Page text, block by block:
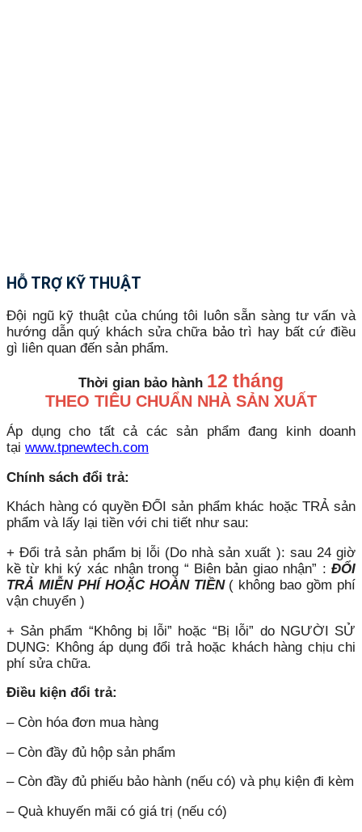
HỖ TRỢ KỸ THUẬT
Đội ngũ kỹ thuật của chúng tôi luôn sẵn sàng tư vấn và
hướng dẫn quý khách sửa chữa bảo trì hay bất cứ điều
gì liên quan đến sản phẩm.
Thời gian bảo hành 12 tháng
THEO TIÊU CHUẨN NHÀ SẢN XUẤT
Áp dụng cho tất cả các sản phẩm đang kinh doanh
tại www.tpnewtech.com
Chính sách đổi trả:
Khách hàng có quyền ĐỔI sản phẩm khác hoặc TRẢ sản
phẩm và lấy lại tiền với chi tiết như sau:
+ Đổi trả sản phẩm bị lỗi (Do nhà sản xuất ): sau 24 giờ
kề từ khi ký xác nhận trong “ Biên bản giao nhận” : ĐỔI
TRẢ MIỄN PHÍ HOẶC HOÀN TIỀN( không bao gồm phí
vận chuyển )
+ Sản phẩm “Không bị lỗi” hoặc “Bị lỗi” do NGƯỜI SỬ
DỤNG: Không áp dụng đổi trả hoặc khách hàng chịu chi
phí sửa chữa.
Điều kiện đổi trả:
– Còn hóa đơn mua hàng
– Còn đầy đủ hộp sản phẩm
– Còn đầy đủ phiếu bảo hành (nếu có) và phụ kiện đi kèm
– Quà khuyến mãi có giá trị (nếu có)